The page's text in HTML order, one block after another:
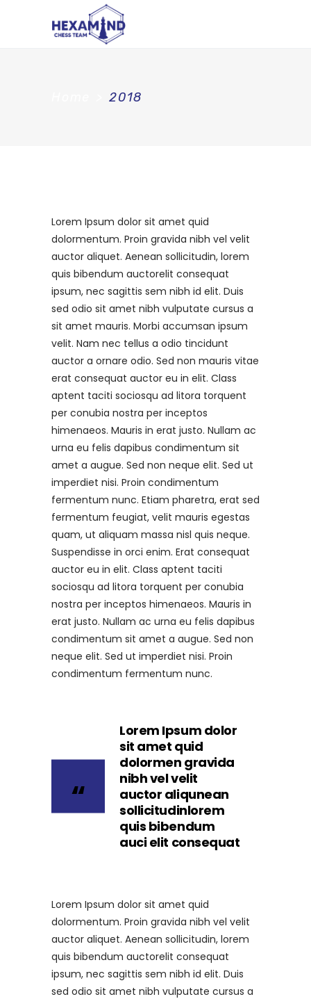
2018
Lorem Ipsum dolor sit amet quid
dolormentum. Proin gravida nibh vel velit
auctor aliquet. Aenean sollicitudin, lorem
quis bibendum auctorelit consequat
ipsum, nec sagittis sem nibh id elit. Duis
sed odio sit amet nibh vulputate cursus a
sit amet mauris. Morbi accumsan ipsum
velit. Nam nec tellus a odio tincidunt
auctor a ornare odio. Sed non mauris vitae
erat consequat auctor eu in elit. Class
aptent taciti sociosqu ad litora torquent
per conubia nostra per inceptos
himenaeos. Mauris in erat justo. Nullam ac
urna eu felis dapibus condimentum sit
amet a augue. Sed non neque elit. Sed ut
imperdiet nisi. Proin condimentum
fermentum nunc. Etiam pharetra, erat sed
fermentum feugiat, velit mauris egestas
quam, ut aliquam massa nisl quis neque.
Suspendisse in orci enim. Erat consequat
auctor eu in elit. Class aptent taciti
sociosqu ad litora torquent per conubia
nostra per inceptos himenaeos. Mauris in
erat justo. Nullam ac urna eu felis dapibus
condimentum sit amet a augue. Sed non
neque elit. Sed ut imperdiet nisi. Proin
condimentum fermentum nunc.
Lorem Ipsum dolor
sit amet quid
dolormen gravida
nibh vel velit
auctor aliqunean
sollicitudinlorem
quis bibendum
auci elit consequat
Lorem Ipsum dolor sit amet quid
dolormentum. Proin gravida nibh vel velit
auctor aliquet. Aenean sollicitudin, lorem
quis bibendum auctorelit consequat
ipsum, nec sagittis sem nibh id elit. Duis
sed odio sit amet nibh vulputate cursus a